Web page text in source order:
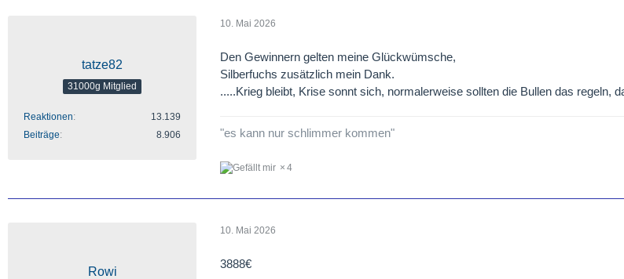
tatze82
31000g Mitglied
Reaktionen
13.139
Beiträge
8.906
10. Mai 2026
Den Gewinnern gelten meine Glückwümsche,
Silberfuchs zusätzlich mein Dank.
.....Krieg bleibt, Krise sonnt sich, normalerweise sollten die Bullen das regeln,
"es kann nur schlimmer kommen"
4
Rowi
10. Mai 2026
3888€